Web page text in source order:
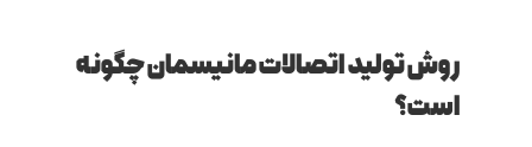
روش تولید اتصالات مانیسمان چگونه
است؟